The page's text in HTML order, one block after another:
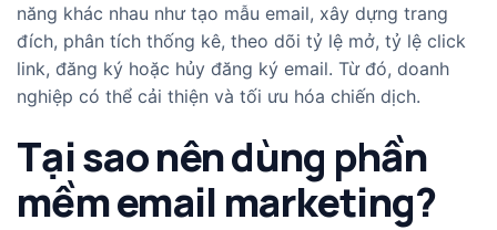
năng khác nhau như tạo mẫu email, xây dựng trang
đích, phân tích thống kê, theo dõi tỷ lệ mở, tỷ lệ click
link, đăng ký hoặc hủy đăng ký email. Từ đó, doanh
nghiệp có thể cải thiện và tối ưu hóa chiến dịch.
Tại sao nên dùng phần
mềm email marketing?